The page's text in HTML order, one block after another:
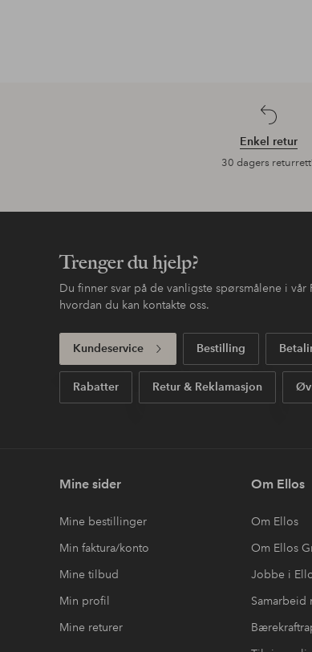
Enkel retur
30 dagers
Trenger du hjelp?
Du finner svar på de vanligste spørsmålene i
hvordan du kan kontakte oss.
Kundeservice Bestilling
Rabatter Retur & Reklamasjon
Mine sider
Mine bestillinger
Min faktura/konto
Mine tilbud
Min profil
Mine returer
Om Ellos
Om Ellos
Om Ellos
Jobbe i
Samarbeid